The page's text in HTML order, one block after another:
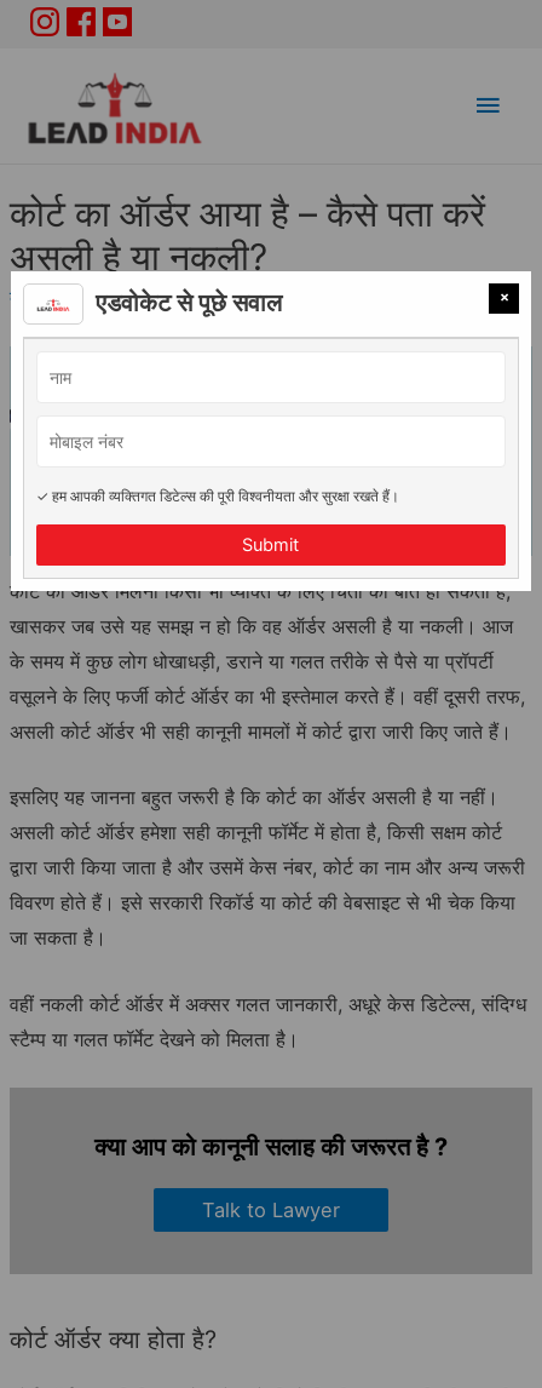
Main
कोर्ट का ऑर्डर आया है – कैसे पता करें
असली है या नकली?
कानूनी सलाह / ByAdv. Vidhi Saini
कोर्ट का ऑर्डर मिलना किसी भी व्यक्ति के लिए चिंता की बात हो सकती है,
खासकर जब उसे यह समझ न हो कि वह ऑर्डर असली है या नकली। आज
के समय में कुछ लोग धोखाधड़ी, डराने या गलत तरीके से पैसे या प्रॉपर्टी
वसूलने के लिए फर्जी कोर्ट ऑर्डर का भी इस्तेमाल करते हैं। वहीं दूसरी तरफ,
असली कोर्ट ऑर्डर भी सही कानूनी मामलों में कोर्ट द्वारा जारी किए जाते हैं।
इसलिए यह जानना बहुत जरूरी है कि कोर्ट का ऑर्डर असली है या नहीं।
असली कोर्ट ऑर्डर हमेशा सही कानूनी फॉर्मेट में होता है, किसी सक्षम कोर्ट
द्वारा जारी किया जाता है और उसमें केस नंबर, कोर्ट का नाम और अन्य जरूरी
विवरण होते हैं। इसे सरकारी रिकॉर्ड या कोर्ट की वेबसाइट से भी चेक किया
जा सकता है।
वहीं नकली कोर्ट ऑर्डर में अक्सर गलत जानकारी, अधूरे केस डिटेल्स, संदिग्ध
स्टैम्प या गलत फॉर्मेट देखने को मिलता है।
क्या आप को कानूनी सलाह की जरूरत है ?
Talk to Lawyer
कोर्ट ऑर्डर क्या होता है?
×
एडवोकेट से पूछे सवाल
✓ हम आपकी व्यक्तिगत डिटेल्स की पूरी विश्वनीयता और सुरक्षा रखते हैं।
Submit